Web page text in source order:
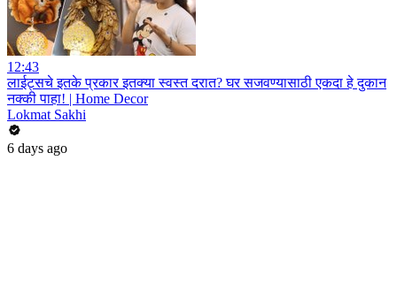
12:43
लाईट्सचे इतके प्रकार इतक्या स्वस्त दरात? घर सजवण्यासाठी एकदा हे दुकान
नक्की पाहा! | Home Decor
Lokmat Sakhi
6 days ago